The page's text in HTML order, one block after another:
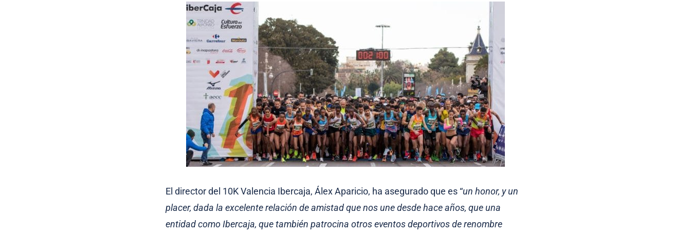
El director del 10K Valencia Ibercaja, Álex Aparicio, ha asegurado que es “un honor, y un
placer, dada la excelente relación de amistad que nos une desde hace años, que una
entidad como Ibercaja, que también patrocina otros eventos deportivos de renombre